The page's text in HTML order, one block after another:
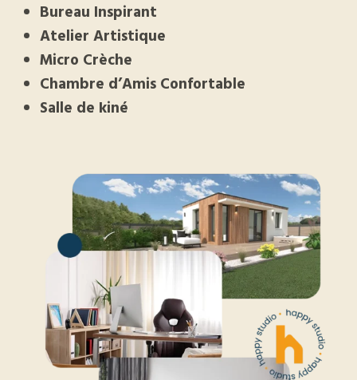
Bureau Inspirant
Atelier Artistique
Micro Crèche
Chambre d’Amis Confortable
Salle de kiné